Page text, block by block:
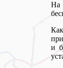
На
и